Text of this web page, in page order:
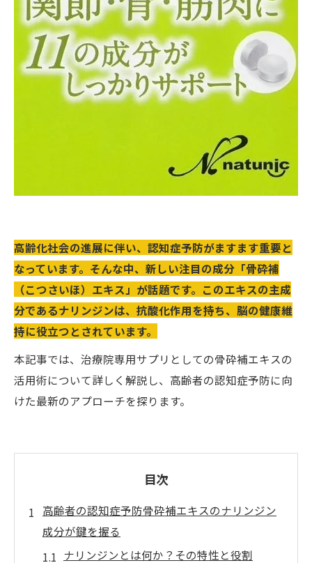
高齢化社会の進展に伴い、認知症予防がますます重要と
なっています。そんな中、新しい注目の成分「骨砕補
（こつさいほ）エキス」が話題です。このエキスの主成
分であるナリンジンは、抗酸化作用を持ち、脳の健康維
持に役立つとされています。
本記事では、治療院専用サプリとしての骨砕補エキスの
活用術について詳しく解説し、高齢者の認知症予防に向
けた最新のアプローチを探ります。
目次
高齢者の認知症予防骨砕補エキスのナリンジン
成分が鍵を握る
ナリンジンとは何か？その特性と役割